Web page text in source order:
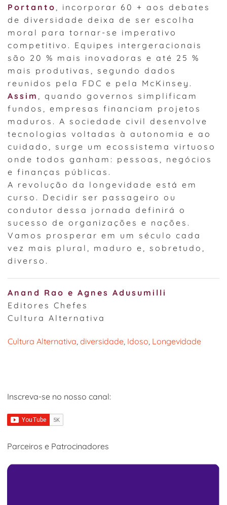
Portanto, incorporar 60 + aos debates
de diversidade deixa de ser escolha
moral para tornar-se imperativo
competitivo. Equipes intergeracionais
são 20 % mais inovadoras e até 25 %
mais produtivas, segundo dados
reunidos pela FDC e pela McKinsey.
Assim , quando governos simplificam
fundos, empresas financiam projetos
maduros. A sociedade civil desenvolve
tecnologias voltadas à autonomia e ao
cuidado, surge um ecossistema virtuoso
onde todos ganham: pessoas, negócios
e finanças públicas.
A revolução da longevidade está em
curso. Decidir ser passageiro ou
condutor dessa jornada definirá o
sucesso de organizações e nações.
Vamos prosperar em um século cada
vez mais plural, maduro e, sobretudo,
diverso.
Anand Rao e Agnes Adusumilli
Editores Chefes
Cultura Alternativa
Cultura Alternativa, diversidade, Idoso, Longevidade
Inscreva-se no nosso canal:
Parceiros e Patrocinadores